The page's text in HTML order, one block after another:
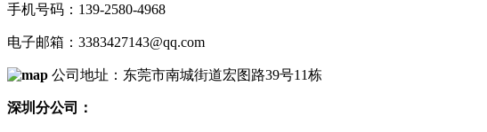
手机号码：139-2580-4968
电子邮箱：3383427143@qq.com
公司地址：东莞市南城街道宏图路39号11栋
深圳分公司：